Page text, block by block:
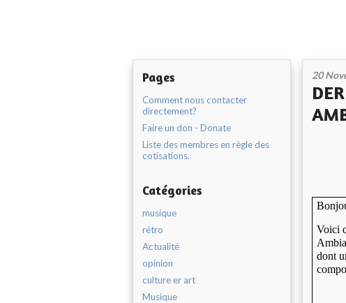
Pages
Comment nous contacter
directement?
Faire un don - Donate
Liste des membres en règle des
cotisations.
Catégories
musique
rétro
Actualité
opinion
culture er art
Musique
20
Voici
dont